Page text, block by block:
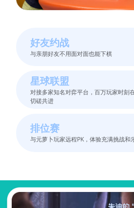
好友约战
与亲朋好友不用面对面也能下棋
星球联盟
对接多家知名对弈平台，百万玩家时刻
切磋共进
排位赛
与元萝卜玩家远程PK，体验充满挑战和